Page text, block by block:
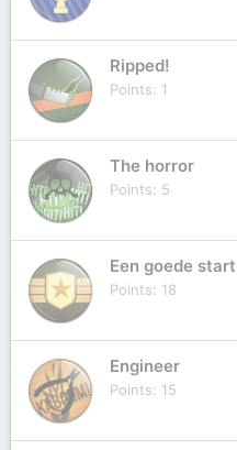
Ripped!
Points 1
The horror
Points 5
Een goede
Points 18
Engineer
Points 15